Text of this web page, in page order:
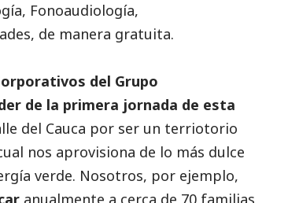
Fonoaudiología,
de manera gratuita.
del Grupo
de la primera jornada de esta
del Cauca por ser un terriotorio
nos aprovisiona de lo más dulce
verde. Nosotros, por ejemplo,